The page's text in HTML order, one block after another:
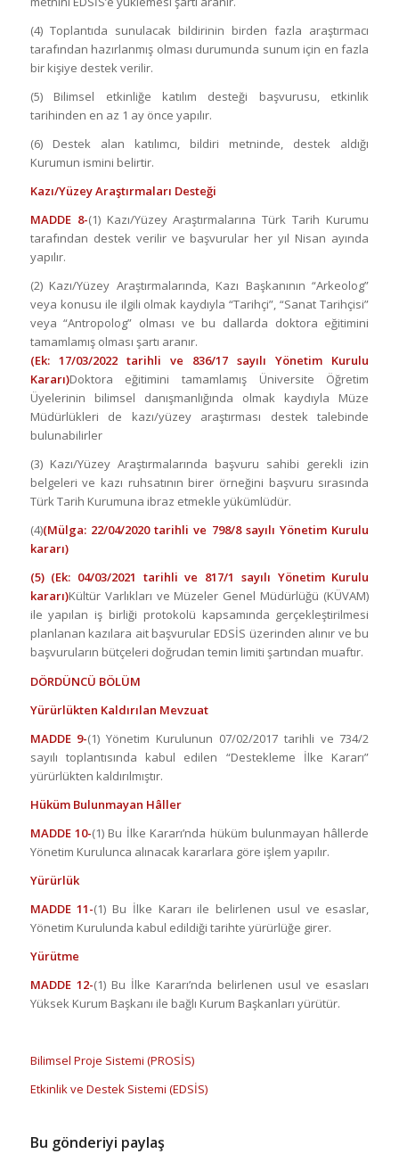
(4) Toplantıda sunulacak bildirinin birden fazla araştırmacı
tarafından hazırlanmış olması durumunda sunum için en fazla
bir kişiye destek verilir.
(5) Bilimsel etkinliğe katılım desteği başvurusu, etkinlik
tarihinden en az 1 ay önce yapılır.
(6) Destek alan katılımcı, bildiri metninde, destek aldığı
Kurumun ismini belirtir.
Kazı/Yüzey Araştırmaları Desteği
MADDE 8-(1) Kazı/Yüzey Araştırmalarına Türk Tarih Kurumu
tarafından destek verilir ve başvurular her yıl Nisan ayında
yapılır.
(2) Kazı/Yüzey Araştırmalarında, Kazı Başkanının “Arkeolog”
veya konusu ile ilgili olmak kaydıyla “Tarihçi”, “Sanat Tarihçisi”
veya “Antropolog” olması ve bu dallarda doktora eğitimini
tamamlamış olması şartı aranır.
(Ek: 17/03/2022 tarihli ve 836/17 sayılı Yönetim Kurulu
Kararı)Doktora eğitimini tamamlamış Üniversite Öğretim
Üyelerinin bilimsel danışmanlığında olmak kaydıyla Müze
Müdürlükleri de kazı/yüzey araştırması destek talebinde
bulunabilirler
(3) Kazı/Yüzey Araştırmalarında başvuru sahibi gerekli izin
belgeleri ve kazı ruhsatının birer örneğini başvuru sırasında
Türk Tarih Kurumuna ibraz etmekle yükümlüdür.
(4)(Mülga: 22/04/2020 tarihli ve 798/8 sayılı Yönetim Kurulu
kararı)
(5) (Ek: 04/03/2021 tarihli ve 817/1 sayılı Yönetim Kurulu
kararı)Kültür Varlıkları ve Müzeler Genel Müdürlüğü (KÜVAM)
ile yapılan iş birliği protokolü kapsamında gerçekleştirilmesi
planlanan kazılara ait başvurular EDSİS üzerinden alınır ve bu
başvuruların bütçeleri doğrudan temin limiti şartından muaftır.
DÖRDÜNCÜ BÖLÜM
Yürürlükten Kaldırılan Mevzuat
MADDE 9-(1) Yönetim Kurulunun 07/02/2017 tarihli ve 734/2
sayılı toplantısında kabul edilen “Destekleme İlke Kararı”
yürürlükten kaldırılmıştır.
Hüküm Bulunmayan Hâller
MADDE 10-(1) Bu İlke Kararı’nda hüküm bulunmayan hâllerde
Yönetim Kurulunca alınacak kararlara göre işlem yapılır.
Yürürlük
MADDE 11-(1) Bu İlke Kararı ile belirlenen usul ve esaslar,
Yönetim Kurulunda kabul edildiği tarihte yürürlüğe girer.
Yürütme
MADDE 12-(1) Bu İlke Kararı’nda belirlenen usul ve esasları
Yüksek Kurum Başkanı ile bağlı Kurum Başkanları yürütür.
Bilimsel Proje Sistemi (PROSİS)
Etkinlik ve Destek Sistemi (EDSİS)
Bu gönderiyi paylaş